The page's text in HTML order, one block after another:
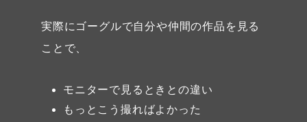
実際にゴーグルで自分や仲間の作品を見る
ことで、
モニターで見るときとの違い
もっとこう撮ればよかった